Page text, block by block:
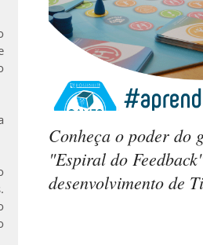
Conheça o poder do
"Espiral do
desenvolvimento de